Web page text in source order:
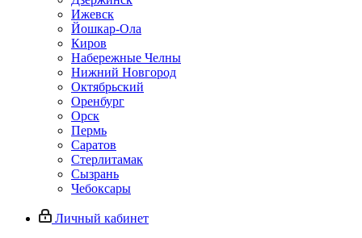
Ижевск
Йошкар-Ола
Киров
Набережные Челны
Нижний Новгород
Октябрьский
Оренбург
Орск
Пермь
Саратов
Стерлитамак
Сызрань
Чебоксары
Личный кабинет